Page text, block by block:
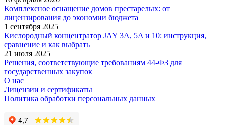
Комплексное оснащение домов престарелых: от
лицензирования до экономии бюджета
1 сентября 2025
Кислородный концентратор JAY 3A, 5A и 10: инструкция,
сравнение и как выбрать
21 июля 2025
Решения, соответствующие требованиям 44-ФЗ для
государственных закупок
О нас
Лицензии и сертификаты
Политика обработки персональных данных